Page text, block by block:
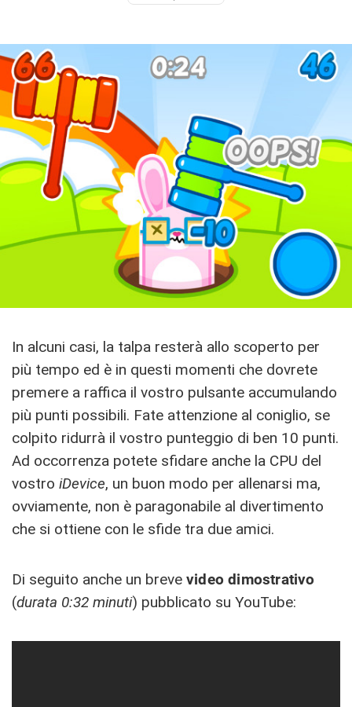
In alcuni casi, la talpa resterà allo scoperto per
più tempo ed è in questi momenti che dovrete
premere a raffica il vostro pulsante accumulando
più punti possibili. Fate attenzione al coniglio, se
colpito ridurrà il vostro punteggio di ben 10 punti.
Ad occorrenza potete sfidare anche la CPU del
vostro iDevice, un buon modo per allenarsi ma,
ovviamente, non è paragonabile al divertimento
che si ottiene con le sfide tra due amici.
Di seguito anche un breve video dimostrativo
(durata 0:32 minuti) pubblicato su YouTube: